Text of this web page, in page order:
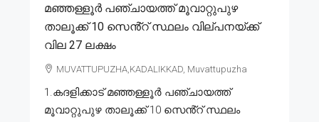
മഞ്ഞള്ളൂർ പഞ്ചായത്ത് മൂവാറ്റുപുഴ
താലൂക്ക് 10 സെൻ്റ് സ്ഥലം വില്പനയ്ക്ക്
വില 27 ലക്ഷം
MUVATTUPUZHA,KADALIKKAD, Muvattupuzha
1.കദളിക്കാട് മഞ്ഞള്ളൂർ പഞ്ചായത്ത്
മൂവാറ്റുപുഴ താലൂക്ക് 10 സെൻ്റ് സ്ഥലം